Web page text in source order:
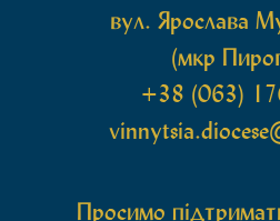
вул. Ярослава
(мкр
+38 (063)
Просимо